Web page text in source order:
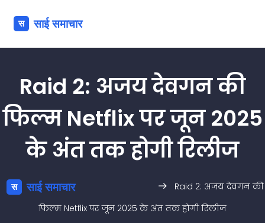
Raid 2: अजय देवगन की
फिल्म Netflix पर जून 2025
के अंत तक होगी रिलीज
Raid 2: अजय देवगन की
फिल्म Netflix पर जून 2025 के अंत तक होगी रिलीज